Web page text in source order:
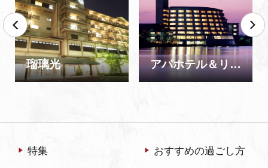
瑠璃光 アパホテル＆リゾート 加賀片山津温泉 佳水郷
特集 おすすめの過ごし方